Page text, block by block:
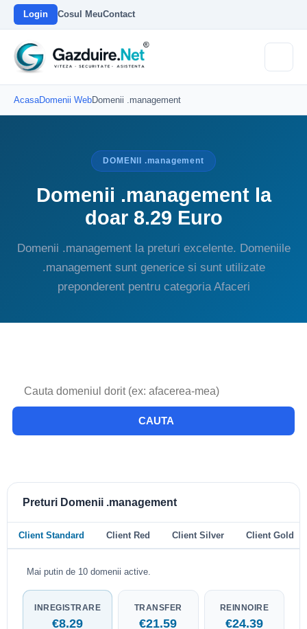
Login Cosul MeuContact
AcasaDomenii WebDomenii .management
DOMENII .management
Domenii .management la
doar 8.29 Euro
Domenii .management la preturi excelente. Domeniile
.management sunt generice si sunt utilizate
preponderent pentru categoria Afaceri
CAUTA
Preturi Domenii .management
Client Standard Client Red Client Silver Client Gold
Mai putin de 10 domenii active.
INREGISTRARE
€8.29
TRANSFER
€21.59
REINNOIRE
€24.39